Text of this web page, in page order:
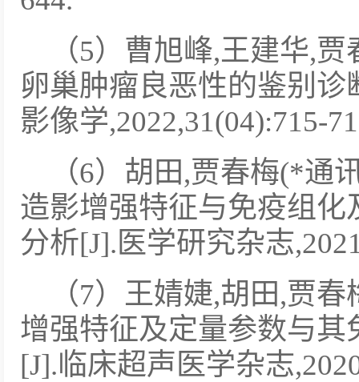
（5）曹旭峰,王建华,
卵巢肿瘤良恶性的鉴别
影像学,2022,31(04):715-
（6）胡田,贾春梅(*通
造影增强特征与免疫组
分析[J].医学研究杂志
（7）王婧婕,胡田,贾
增强特征及定量参数与
[J].临床超声医学杂志